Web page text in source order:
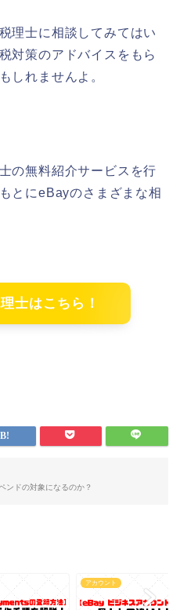
理士に相談してみてはい
対策のアドバイスをもら
しれませんよ。
の無料紹介サービスを行
とにeBayのさまざまな相
士はこちら！
ンドの対象になるのか？
アカウント